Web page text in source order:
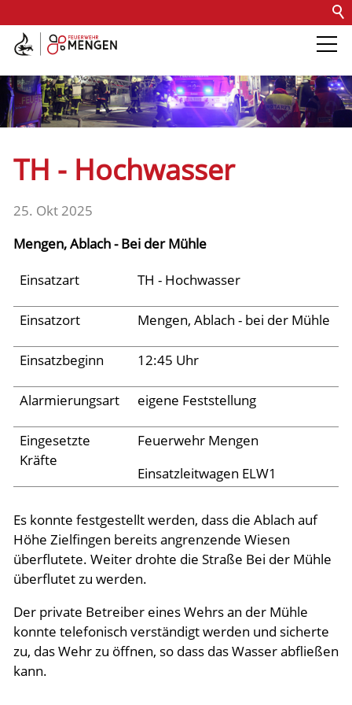
Kontakt Impressum
Barrierefreiheit
Die Feuerwehr
Fachdienste
Fahrzeuge
Einsätze
Archiv 2025
Archiv 2024
Archiv 2023
Archiv 2022
Archiv 2021
Archiv 2018
Archiv 2017
Archiv 2016
Archiv 2015
Jugend
TH - Hochwasser
25. Okt 2025
Mengen, Ablach - Bei der Mühle
Einsatzart
TH - Hochwasser
Einsatzort Mengen, Ablach - bei der Mühle
Einsatzbeginn 12:45 Uhr
Alarmierungsart eigene Feststellung
Eingesetzte
Kräfte
Feuerwehr Mengen
Einsatzleitwagen ELW1
Es konnte festgestellt werden, dass die Ablach auf
Höhe Zielfingen bereits angrenzende Wiesen
überflutete. Weiter drohte die Straße Bei der Mühle
überflutet zu werden.
Der private Betreiber eines Wehrs an der Mühle
konnte telefonisch verständigt werden und sicherte
zu, das Wehr zu öffnen, so dass das Wasser abfließen
kann.